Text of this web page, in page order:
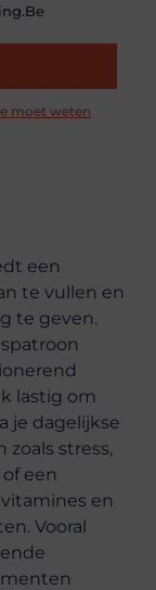
moet weten
een
te vullen en
te geven.
lastig om
je dagelijkse
stress,
een
en
Vooral